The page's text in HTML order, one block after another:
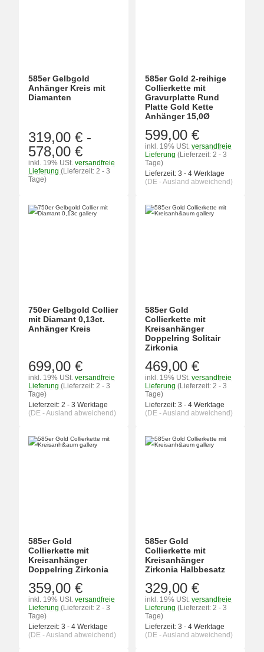
585er Gelbgold
Anhänger Kreis mit
Diamanten
319,00 € -
578,00 €
inkl. 19% USt. versandfreie
Lieferung (Lieferzeit: 2 - 3
Tage)
585er Gold 2-reihige
Collierkette mit
Gravurplatte Rund
Platte Gold Kette
Anhänger 15,0Ø
599,00 €
inkl. 19% USt. versandfreie
Lieferung (Lieferzeit: 2 - 3
Tage)
Lieferzeit: 3 - 4 Werktage
(DE - Ausland abweichend)
750er Gelbgold Collier
mit Diamant 0,13ct.
Anhänger Kreis
699,00 €
inkl. 19% USt. versandfreie
Lieferung (Lieferzeit: 2 - 3
Tage)
Lieferzeit: 2 - 3 Werktage
(DE - Ausland abweichend)
585er Gold
Collierkette mit
Kreisanhänger
Doppelring Solitair
Zirkonia
469,00 €
inkl. 19% USt. versandfreie
Lieferung (Lieferzeit: 2 - 3
Tage)
Lieferzeit: 3 - 4 Werktage
(DE - Ausland abweichend)
585er Gold
Collierkette mit
Kreisanhänger
Doppelring Zirkonia
359,00 €
inkl. 19% USt. versandfreie
Lieferung (Lieferzeit: 2 - 3
Tage)
Lieferzeit: 3 - 4 Werktage
(DE - Ausland abweichend)
585er Gold
Collierkette mit
Kreisanhänger
Zirkonia Halbbesatz
329,00 €
inkl. 19% USt. versandfreie
Lieferung (Lieferzeit: 2 - 3
Tage)
Lieferzeit: 3 - 4 Werktage
(DE - Ausland abweichend)